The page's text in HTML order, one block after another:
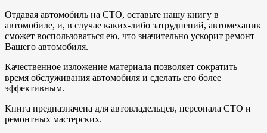
Отдавая автомобиль на СТО, оставьте нашу книгу в
автомобиле, и, в случае каких-либо затруднений, автомеханик
сможет воспользоваться ею, что значительно ускорит ремонт
Вашего автомобиля.
Качественное изложение материала позволяет сократить
время обслуживания автомобиля и сделать его более
эффективным.
Книга предназначена для автовладельцев, персонала СТО и
ремонтных мастерских.